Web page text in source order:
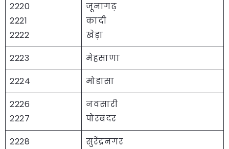
2220
2221
2222
जूनागढ़
कादी
खेड़ा
2223
मेहसाणा
2224
मोडासा
2226
2227
नवसारी
पोरबंदर
2228
सुरेंद्रनगर